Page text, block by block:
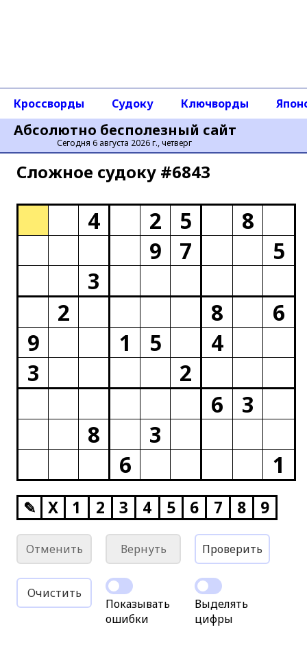
Абсолютно бесполезный сайт
Сегодня 6 августа 2026 г., четверг
Кроссворды Судоку Ключворды
Сложное cудоку #6843
4 2 5
8
9
7
5
3
2
8
6
9
1 5
4
3
2
6
3
8
3
6
1
✎ X 1 2 3 4 5 6 7 8 9
Отменить Вернуть Проверить
Очистить
Показывать
ошибки
Выделять
цифры